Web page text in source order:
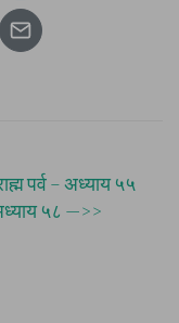
पर्व – अध्याय ५५
५८ —>>